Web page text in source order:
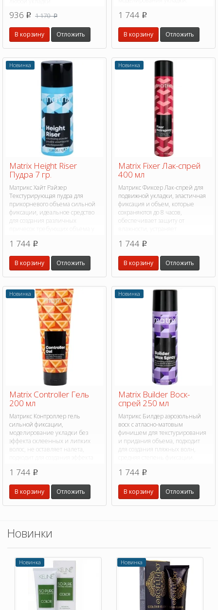
936 p 1 170 p
В корзину Отложить
1 744 p
В корзину Отложить
Новинка
Matrix Height Riser
Пудра 7 гр.
Матрикс Хайт Райзер
Текстурирующая пудра для
прикорневого объема сильной
фиксации, идеальное средство
для создания различных
1 744 p
В корзину Отложить
Новинка
Matrix Fixer Лак-спрей
400 мл
Матрикс Фиксер Лак-спрей для
подвижной укладки, эластичная
фиксация и объем, которые
сохраняются до 8 часов,
обеспечивает защиту от
1 744 p
В корзину Отложить
Новинка
Matrix Controller Гель
200 мл
Матрикс Контроллер гель
сильной фиксации,
моделирование укладки без
эффекта склеенных и липких
волос, не оставляет налета,
1 744 p
В корзину Отложить
Новинка
Matrix Builder Воск-
спрей 250 мл
Матрикс Билдер аэрозольный
воск с атласно-матовым
финишем для текстурирования
и придания объема, подходит
для создания пляжных волн,
1 744 p
В корзину Отложить
Новинки
Новинка Новинка